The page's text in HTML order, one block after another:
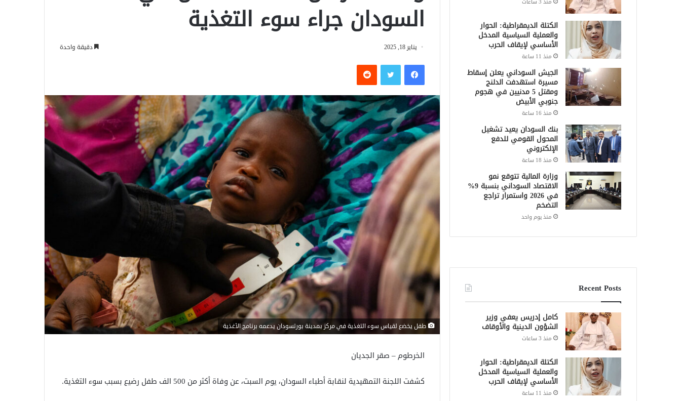
السودان جراء سوء التغذية
يناير 18, 2025 دقيقة واحدة
فيسبوكتويتر
طفل يخضع لقياس سوء التغذية في مركز بمدينة بورتسودان يدعمه برنامج الأغذية
الخرطوم – صقر الجديان
كشفت اللجنة التمهيدية لنقابة أطباء السودان، يوم السبت، عن وفاة أكثر من 500 الف طفل رضيع بسبب سوء التغذية.
منذ 3 ساعات
الكتلة الديمقراطية: الحوار
والعملية السياسية المدخل
الأساسي لإيقاف الحرب
منذ 11 ساعة
الجيش السوداني يعلن إسقاط
مسيرة استهدفت الدلنج
ومقتل 5 مدنيين في هجوم
جنوبي الأبيض
منذ 16 ساعة
بنك السودان يعيد تشغيل
المحول القومي للدفع
الإلكتروني
منذ 18 ساعة
وزارة المالية تتوقع نمو
الاقتصاد السوداني بنسبة 9%
في 2026 واستمرار تراجع
التضخم
منذ يوم واحد
Recent Posts
كامل إدريس يعفي وزير
الشؤون الدينية والأوقاف
منذ 3 ساعات
الكتلة الديمقراطية: الحوار
والعملية السياسية المدخل
الأساسي لإيقاف الحرب
منذ 11 ساعة